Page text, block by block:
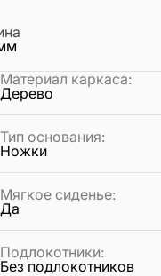
Материал каркаса:
Дерево
Тип основания:
Ножки
Мягкое сиденье:
Да
Подлокотники:
Без подлокотников